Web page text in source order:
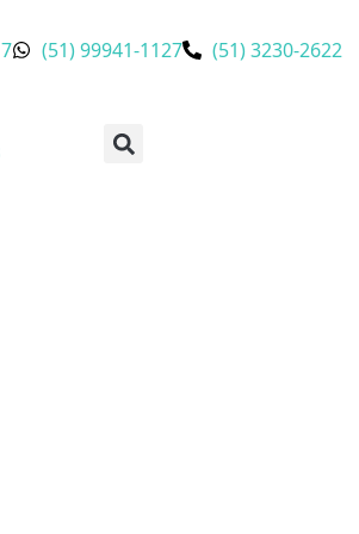
(51) 99941-1127 (51) 3230-2622